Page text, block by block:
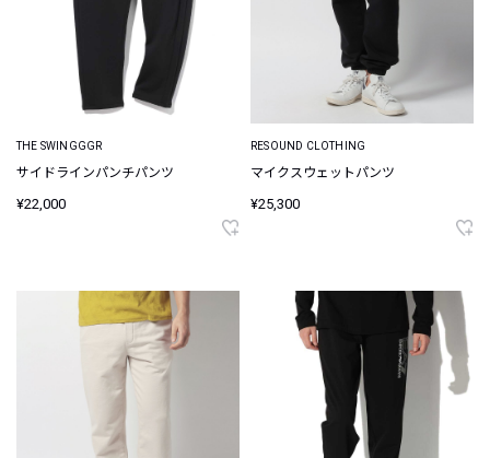
THE SWINGGGR
サイドラインパンチパンツ
¥22,000
RESOUND CLOTHING
マイクスウェットパンツ
¥25,300